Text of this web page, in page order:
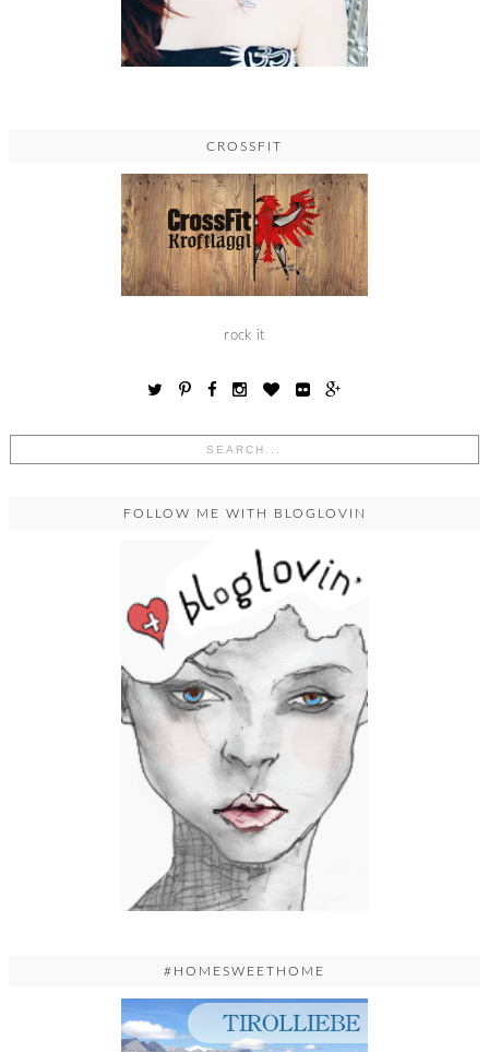
CROSSFIT
rock it
FOLLOW ME WITH BLOGLOVIN
#HOMESWEETHOME